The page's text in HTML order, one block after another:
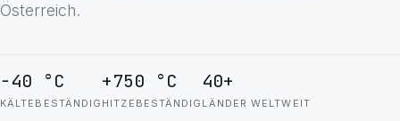
Österreich.
−40 °C
KÄLTEBESTÄNDIG
+750 °C
HITZEBESTÄNDIG
40+
LÄNDER WELTWEIT